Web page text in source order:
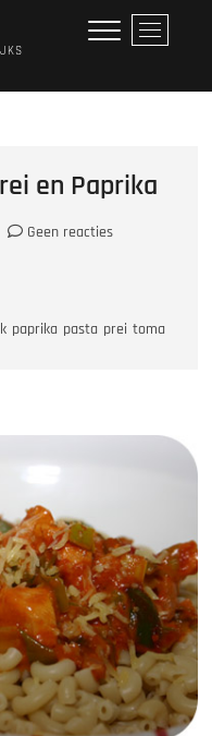
M
e
p
en Paprika
Geen reacties
paprika pasta prei